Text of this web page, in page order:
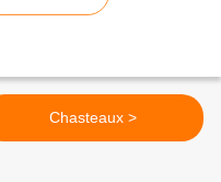
Chasteaux >